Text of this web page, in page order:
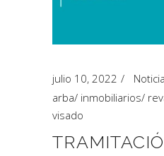
julio 10, 2022
arba/ inmobiliarios/
visado